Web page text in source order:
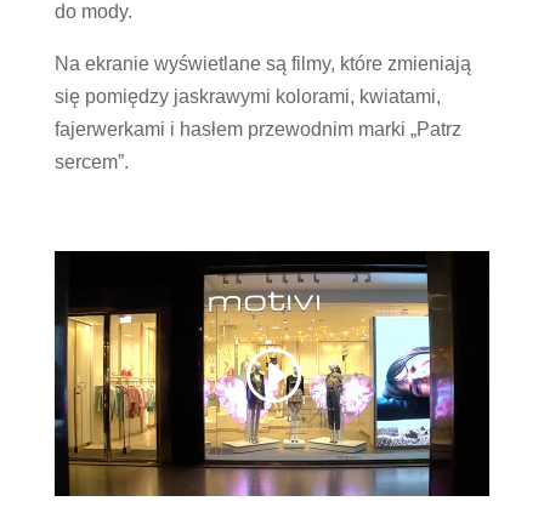
do mody.
Na ekranie wyświetlane są filmy, które zmieniają
się pomiędzy jaskrawymi kolorami, kwiatami,
fajerwerkami i hasłem przewodnim marki „Patrz
sercem”.